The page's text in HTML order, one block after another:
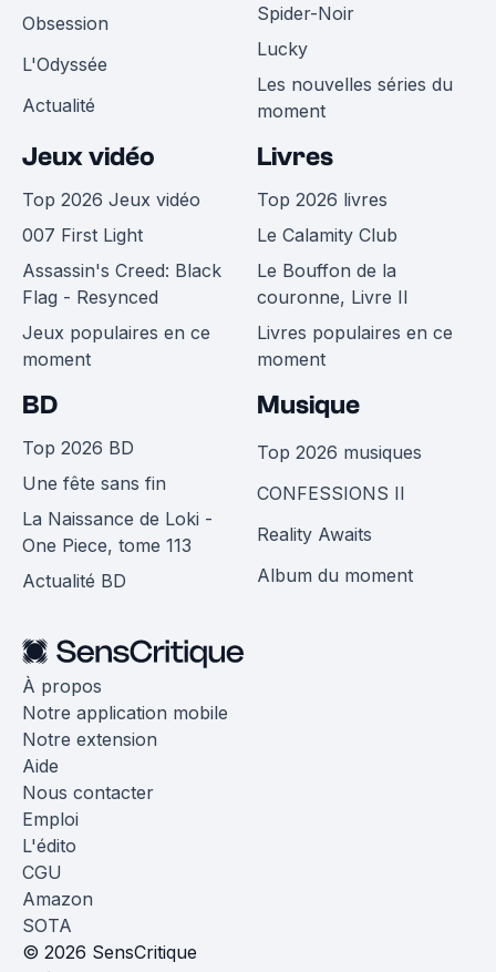
Obsession
L'Odyssée
Actualité
Spider-Noir
Lucky
Les nouvelles séries du
moment
Jeux vidéo
Top 2026 Jeux vidéo
007 First Light
Assassin's Creed: Black
Flag - Resynced
Jeux populaires en ce
moment
Livres
Top 2026 livres
Le Calamity Club
Le Bouffon de la
couronne, Livre II
Livres populaires en ce
moment
BD
Top 2026 BD
Une fête sans fin
La Naissance de Loki -
One Piece, tome 113
Actualité BD
Musique
Top 2026 musiques
CONFESSIONS II
Reality Awaits
Album du moment
À propos
Notre application mobile
Notre extension
Aide
Nous contacter
Emploi
L'édito
CGU
Amazon
SOTA
© 2026 SensCritique